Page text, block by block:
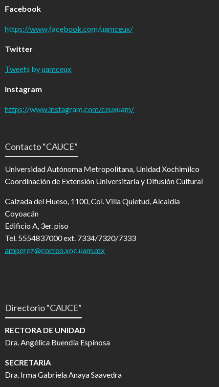
Facebook
https://www.facebook.com/uamceux/
Twitter
Tweets by uamceux
Instagram
https://www.instagram.com/ceuxuam/
Contacto “CAUCE”
Universidad Autónoma Metropolitana, Unidad Xochimilco
Coordinación de Extensión Universitaria y Difusión Cultural
Calzada del Hueso, 1100, Col. Villa Quietud, Alcaldía
Coyoacán
Edificio A, 3er. piso
Tel. 5554837000 ext. 7334/7320/7333
amperez@correo.xoc.uam.mx
Directorio “CAUCE”
RECTORA DE UNIDAD
Dra. Angélica Buendía Espinosa
SECRETARIA
Dra. Irma Gabriela Anaya Saavedra